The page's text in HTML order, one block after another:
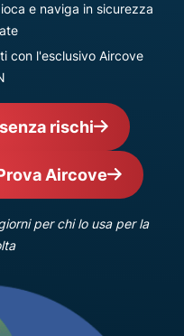
e naviga in sicurezza
con l'esclusivo Aircove
rischi
Aircove
per chi lo usa per la